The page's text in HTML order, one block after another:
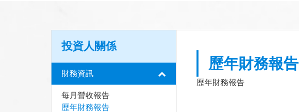
投資人關係
財務資訊
每月營收報告
歷年財務報告
歷年財務報告
歷年財務報告